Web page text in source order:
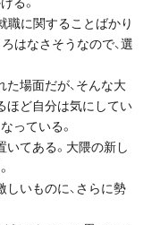
職に関することばかり
はなさそうなので、選
場面だが、そんな大
ほど自分は気にしてい
っている。
てある。大隈の新し
いものに、さらに勢